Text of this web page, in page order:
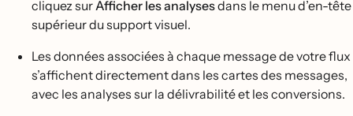
cliquez sur Afficher les analysesdans le menu d’en-tête
supérieur du support visuel.
Les données associées à chaque message de votre flux
s’affichent directement dans les cartes des messages,
avec les analyses sur la délivrabilité et les conversions.